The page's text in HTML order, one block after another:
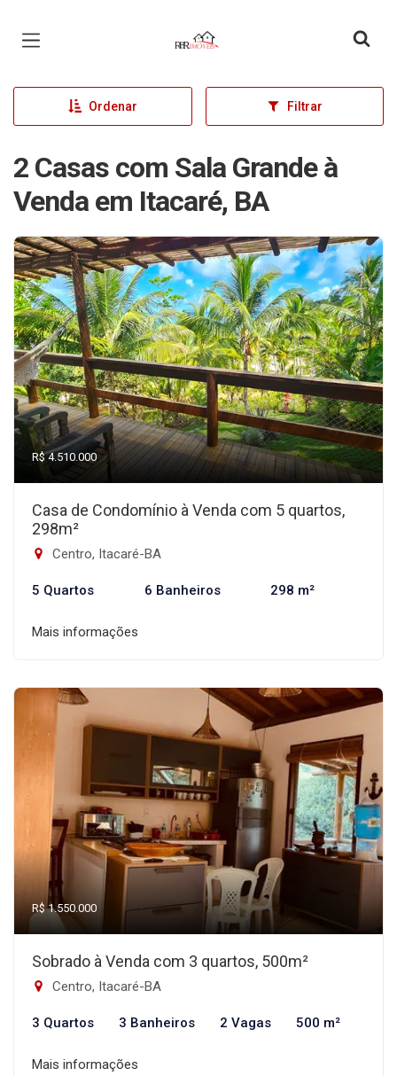
Página inicial
Ordenar Filtrar
2 Casas com Sala Grande à
Venda em Itacaré, BA
R$ 4.510.000
Casa de Condomínio à Venda com 5 quartos,
298m²
Centro, Itacaré-BA
5 Quartos 6 Banheiros 298 m²
Mais informações
R$ 1.550.000
Sobrado à Venda com 3 quartos, 500m²
Centro, Itacaré-BA
3 Quartos 3 Banheiros 2 Vagas 500 m²
Mais informações